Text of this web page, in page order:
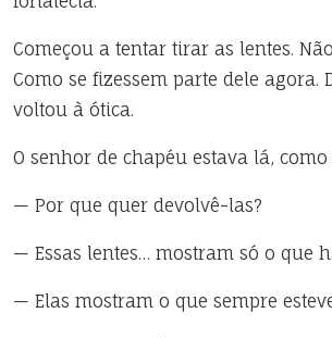
Começou a tentar tirar as lentes.
Como se fizessem parte dele agora.
voltou à ótica.
O senhor de chapéu estava lá, como
— Por que quer devolvê-las?
— Essas lentes… mostram só o que
— Elas mostram o que sempre